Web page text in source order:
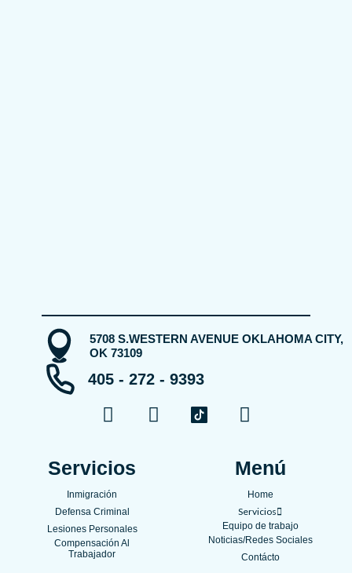
5708 S.WESTERN AVENUE OKLAHOMA CITY,
OK 73109
405 - 272 - 9393
F
a
e
b
o
o
k
Y
o
I
n
t
a
g
r
a
m
Servicios
Inmigración
Defensa Criminal
Lesiones Personales
Compensación Al
Trabajador
Menú
Home
Servicios
Equipo de trabajo
Noticias/Redes Sociales
Contácto